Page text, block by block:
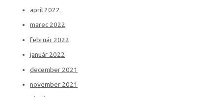
apríl 2022
marec 2022
február 2022
január 2022
december 2021
november 2021